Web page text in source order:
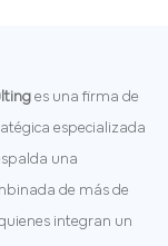
es una firma de
especializada
una
de más de
integran un